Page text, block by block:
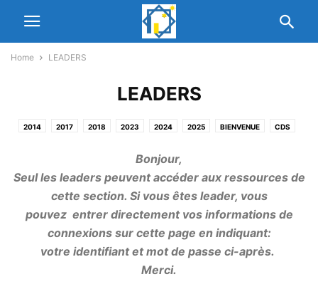
Home LEADERS
LEADERS
2014 2017 2018 2023 2024 2025 BIENVENUE CDS
EGLISE EGLISE DU CHRIST
L'EGLISE LE COIN DE L'ESPERANCE HEBDOMADAIRE LEADERS
MESSAGES NETWORK PARTNERS NOUS CONNAITRE PASTEURS
PRECISE PROPHETIE 2020 UNCATEGORISED VENDREDI WATTS
WELCOME
Bonjour,
Seul les leaders peuvent accéder aux ressources de
cette section. Si vous êtes leader, vous
pouvez entrer directement vos informations de
connexions sur cette page en indiquant:
votre identifiant et mot de passe ci-après.
Merci.